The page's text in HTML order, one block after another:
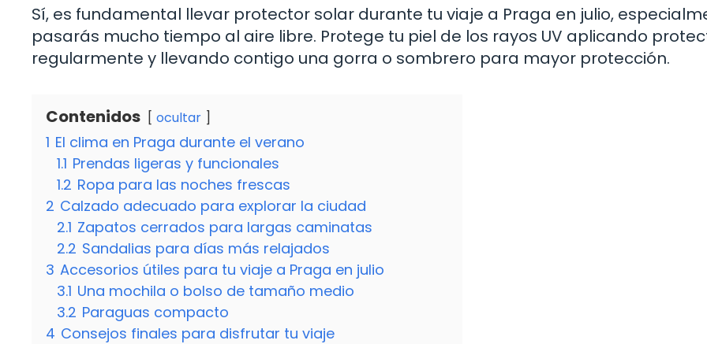
Sí, es fundamental llevar protector solar durante tu viaje a Praga en julio,
pasarás mucho tiempo al aire libre. Protege tu piel de los rayos UV aplicando
regularmente y llevando contigo una gorra o sombrero para mayor protección.
Contenidos ocultar
1 El clima en Praga durante el verano
1.1 Prendas ligeras y funcionales
1.2 Ropa para las noches frescas
2 Calzado adecuado para explorar la ciudad
2.1 Zapatos cerrados para largas caminatas
2.2 Sandalias para días más relajados
3 Accesorios útiles para tu viaje a Praga en julio
3.1 Una mochila o bolso de tamaño medio
3.2 Paraguas compacto
4 Consejos finales para disfrutar tu viaje